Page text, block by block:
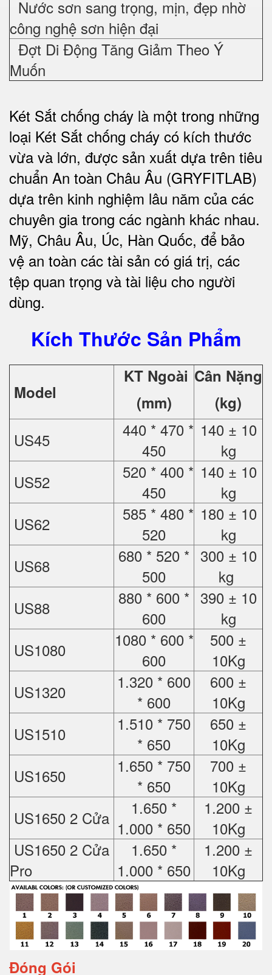
Nước sơn sang trọng, mịn, đẹp nhờ
công nghệ sơn hiện đại
Đợt Di Động Tăng Giảm Theo Ý
Muốn
Két Sắt chống cháy là một trong những
loại Két Sắt chống cháy có kích thước
vừa và lớn, được sản xuất dựa trên tiêu
chuẩn An toàn Châu Âu (GRYFITLAB)
dựa trên kinh nghiệm lâu năm của các
chuyên gia trong các ngành khác nhau.
Mỹ, Châu Âu, Úc, Hàn Quốc, để bảo
vệ an toàn các tài sản có giá trị, các
tệp quan trọng và tài liệu cho người
dùng.
Kích Thước Sản Phẩm
Model
KT Ngoài
(mm)
Cân Nặng
(kg)
US45
440 * 470 *
450
140 ± 10
kg
US52
520 * 400 *
450
140 ± 10
kg
US62
585 * 480 *
520
180 ± 10
kg
US68
680 * 520 *
500
300 ± 10
kg
US88
880 * 600 *
600
390 ± 10
kg
US1080
1080 * 600 *
600
500 ±
10Kg
US1320
1.320 * 600
* 600
600 ±
10Kg
US1510
1.510 * 750
* 650
650 ±
10Kg
US1650
1.650 * 750
* 650
700 ±
10Kg
US1650 2 Cửa
1.650 *
1.000 * 650
1.200 ±
10Kg
US1650 2 Cửa
Pro
1.650 *
1.000 * 650
1.200 ±
10Kg
Đóng Gói